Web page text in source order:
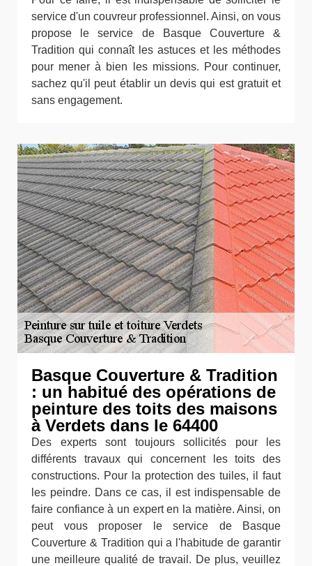
service d'un couvreur professionnel. Ainsi, on vous
propose le service de Basque Couverture &
Tradition qui connaît les astuces et les méthodes
pour mener à bien les missions. Pour continuer,
sachez qu'il peut établir un devis qui est gratuit et
sans engagement.
Basque Couverture & Tradition
: un habitué des opérations de
peinture des toits des maisons
à Verdets dans le 64400
Des experts sont toujours sollicités pour les
différents travaux qui concernent les toits des
constructions. Pour la protection des tuiles, il faut
les peindre. Dans ce cas, il est indispensable de
faire confiance à un expert en la matière. Ainsi, on
peut vous proposer le service de Basque
Couverture & Tradition qui a l'habitude de garantir
une meilleure qualité de travail. De plus, veuillez